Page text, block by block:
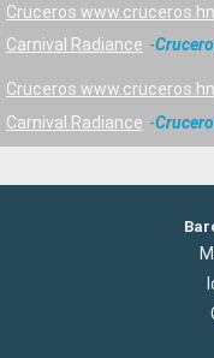
Cruceros www.cruceros.hn
Carnival Radiance
Cruceros www.cruceros.hn
Carnival Radiance